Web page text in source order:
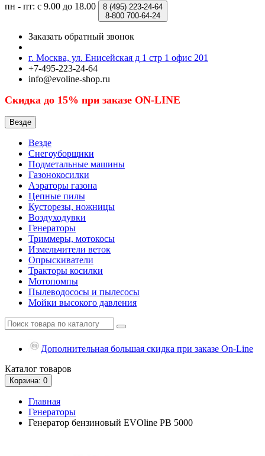
пн - пт: с 9.00 до 18.00 8 (495) 223-24-64
8-800 700-64-24
Заказать обратный звонок
г. Москва, ул. Енисейская д 1 стр 1 офис 201
+7-495-223-24-64
info@evoline-shop.ru
Скидка до 15% при заказе ON-LINE
Везде
Везде
Снегоуборщики
Подметальные машины
Газонокосилки
Аэраторы газона
Цепные пилы
Кусторезы, ножницы
Воздуходувки
Генераторы
Триммеры, мотокосы
Измельчители веток
Опрыскиватели
Тракторы косилки
Мотопомпы
Пылеводососы и пылесосы
Мойки высокого давления
Дополнительная большая скидка при заказе On-Line
Каталог товаров
Корзина: 0
Главная
Генераторы
Генератор бензиновый EVOline PB 5000